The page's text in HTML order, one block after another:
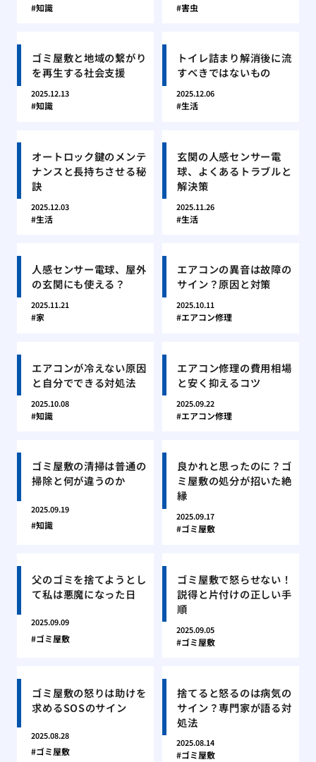
知識 害虫
ゴミ屋敷と地域の繋がり
を再生する社会支援
2025.12.13
知識
トイレ詰まり解消後に流
すべきではないもの
2025.12.06
生活
オートロック鍵のメンテ
ナンスと長持ちさせる秘
訣
2025.12.03
生活
玄関の人感センサー電
球、よくあるトラブルと
解決策
2025.11.26
生活
人感センサー電球、屋外
の玄関にも使える？
2025.11.21
家
エアコンの異音は故障の
サイン？原因と対策
2025.10.11
エアコン修理
エアコンが冷えない原因
と自分でできる対処法
2025.10.08
知識
エアコン修理の費用相場
と安く抑えるコツ
2025.09.22
エアコン修理
ゴミ屋敷の清掃は普通の
掃除と何が違うのか
2025.09.19
知識
良かれと思ったのに？ゴ
ミ屋敷の処分が招いた絶
縁
2025.09.17
ゴミ屋敷
父のゴミを捨てようとし
て私は悪魔になった日
2025.09.09
ゴミ屋敷
ゴミ屋敷で怒らせない！
説得と片付けの正しい手
順
2025.09.05
ゴミ屋敷
ゴミ屋敷の怒りは助けを
求めるSOSのサイン
2025.08.28
ゴミ屋敷
捨てると怒るのは病気の
サイン？専門家が語る対
処法
2025.08.14
ゴミ屋敷